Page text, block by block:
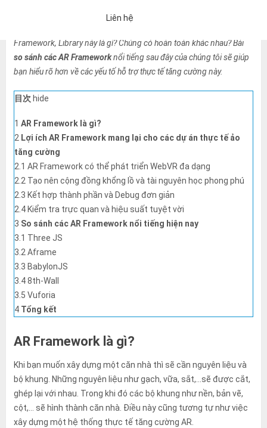
Liên hệ
theo. Sự đầu tư nghiêm túc từ các nền khoa học phát triển đã tạo ra
Framework, Library này là gì? Chúng có hoàn toàn khác nhau? Bài
so sánh các AR Frameworknổi tiếng sau đây của chúng tôi sẽ giúp
bạn hiểu rõ hơn về các yếu tố hỗ trợ thực tế tăng cường này.
目次 hide
1 AR Framework là gì?
2 Lợi ích AR Framework mang lại cho các dự án thực tế ảo
tăng cường
2.1 AR Framework có thể phát triển WebVR đa dạng
2.2 Tạo nên cộng đồng khổng lồ và tài nguyên học phong phú
2.3 Kết hợp thành phần và Debug đơn giản
2.4 Kiểm tra trực quan và hiệu suất tuyệt vời
3 So sánh các AR Framework nổi tiếng hiện nay
3.1 Three JS
3.2 Aframe
3.3 BabylonJS
3.48th-Wall
3.5 Vuforia
4 Tổng kết
AR Framework là gì?
Khi bạn muốn xây dựng một căn nhà thì sẽ cần nguyên liệu và
bộ khung. Những nguyên liệu như gạch, vữa, sắt,…sẽ được cắt,
ghép lại với nhau. Trong khi đó các bộ khung như nền, bản vẽ,
cột,… sẽ hình thành căn nhà. Điều này cũng tương tự như việc
xây dựng một hệ thống thực tế tăng cường AR.
「Chính sách bảo mật」
Một email trả lời tự động sẽ được gửi đến địa chỉ email bạn đã
đó.